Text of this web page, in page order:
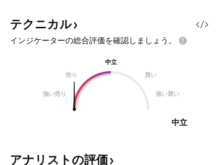
テクニカル
インジケーターの総合評価を確認しましょう。
中立
売り
買い
強い売り 強い買い
中立
アナリストの評価